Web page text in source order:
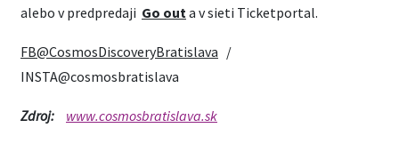
alebo v predpredaji Go out a v sieti Ticketportal.
FB@CosmosDiscoveryBratislava /
INSTA@cosmosbratislava
Zdroj: www.cosmosbratislava.sk